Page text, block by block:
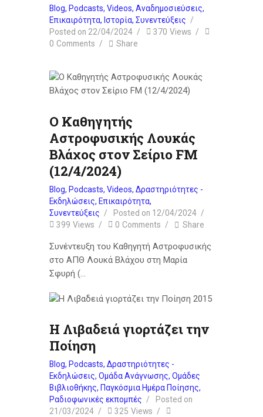
Blog, Podcasts, Videos, Αναδημοσιεύσεις,
Επικαιρότητα, Ιστορία, Συνεντεύξεις
Posted on 22/04/2024 370 Views
0 Comments Share
Ο Καθηγητής
Αστροφυσικής Λουκάς
Βλάχος στον Σείριο FM
(12/4/2024)
Blog, Podcasts, Videos, Δραστηριότητες -
Εκδηλώσεις, Επικαιρότητα,
Συνεντεύξεις
Posted on 12/04/2024
399 Views 0 Comments Share
Συνέντευξη του Καθηγητή Αστροφυσικής
στο ΑΠΘ Λουκά Βλάχου στη Μαρία
Σφυρή (…
Η Λιβαδειά γιορτάζει την
Ποίηση
Blog, Podcasts, Δραστηριότητες -
Εκδηλώσεις, Ομάδα Ανάγνωσης, Ομάδες
Βιβλιοθήκης, Παγκόσμια Ημέρα Ποίησης,
Ραδιοφωνικές εκπομπές
Posted on
21/03/2024
325 Views